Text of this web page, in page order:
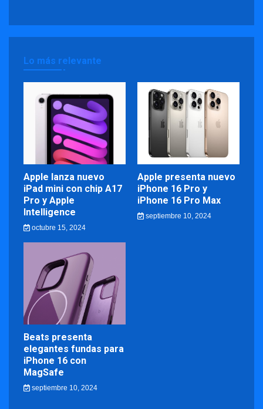
Lo más relevante
Apple lanza nuevo
iPad mini con chip A17
Pro y Apple
Intelligence
octubre 15, 2024
Apple presenta nuevo
iPhone 16 Pro y
iPhone 16 Pro Max
septiembre 10, 2024
Beats presenta
elegantes fundas para
iPhone 16 con
MagSafe
septiembre 10, 2024